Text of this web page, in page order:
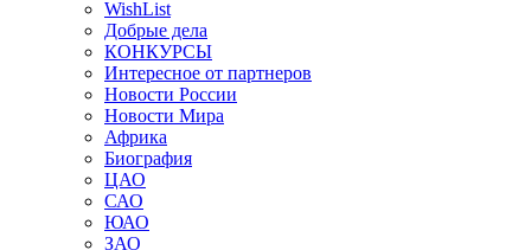
WishList
Добрые дела
КОНКУРСЫ
Интересное от партнеров
Новости России
Новости Мира
Африка
Биография
ЦАО
САО
ЮАО
ЗАО